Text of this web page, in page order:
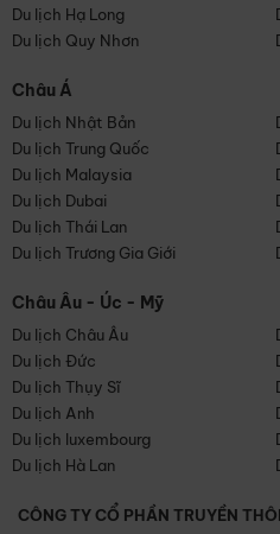
Du lịch Hạ Long
Du lịch Quy Nhơn
Châu Á
Du lịch Nhật Bản
Du lịch Trung Quốc
Du lịch Malaysia
Du lịch Dubai
Du lịch Thái Lan
Du lịch Trương Gia Giới
Châu Âu - Úc - Mỹ
Du lịch Châu Âu
Du lịch Đức
Du lịch Thụy Sĩ
Du lịch Anh
Du lịch luxembourg
Du lịch Hà Lan
CÔNG TY CỔ PHẦN TRUYỀN